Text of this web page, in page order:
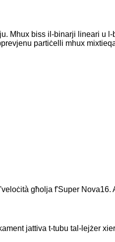
Mhux biss il-binarji lineari u
partiċelli mhux
għolja f'Super Nova16.
jattiva t-tubu tal-lejżer